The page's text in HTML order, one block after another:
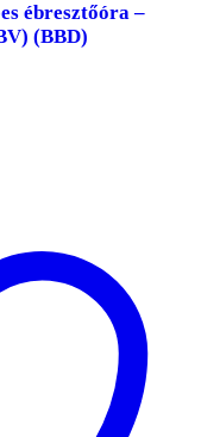
ébresztőóra –
(BBD)